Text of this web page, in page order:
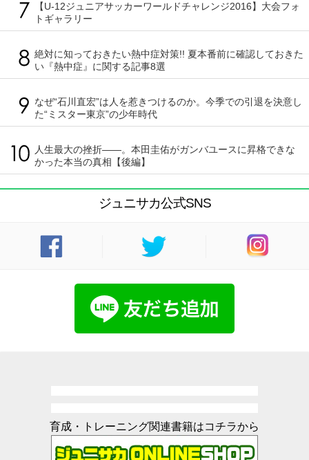
【U-12ジュニアサッカーワールドチャレンジ2016】大会フォ
トギャラリー
絶対に知っておきたい熱中症対策!! 夏本番前に確認しておきた
い『熱中症』に関する記事8選
なぜ“石川直宏”は人を惹きつけるのか。今季での引退を決意し
た“ミスター東京”の少年時代
人生最大の挫折――。本田圭佑がガンバユースに昇格できな
かった本当の真相【後編】
ジュニサカ公式SNS
育成・トレーニング関連書籍はコチラから